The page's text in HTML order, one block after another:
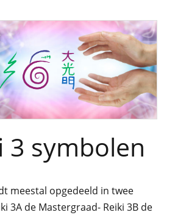
3 symbolen
meestal opgedeeld in twee
3A de Mastergraad- Reiki 3B de